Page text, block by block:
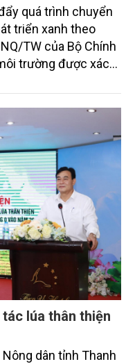
quá trình chuyển
triển xanh theo
TW của Bộ Chính
trường được xác
và cam kết bền vững
phát thải ròng
lúa thân thiện
dân tỉnh Thanh